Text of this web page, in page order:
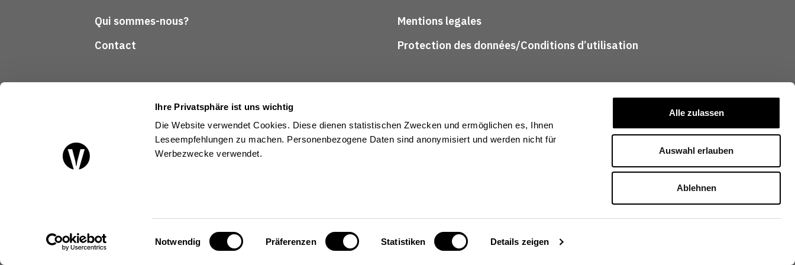
Ihre Privatsphäre ist uns wichtig
Die Website verwendet Cookies. Diese dienen statistischen Zwecken und ermöglichen es, Ihnen
Leseempfehlungen zu machen. Personenbezogene Daten sind anonymisiert und werden nicht für
Werbezwecke verwendet.
Einwilligungsauswahl
Notwendig Präferenzen Statistiken Details zeigen
Alle zulassen
Auswahl erlauben
Ablehnen
Qui sommes-nous?
Contact
Mentions legales
Protection des données/Conditions d’utilisation